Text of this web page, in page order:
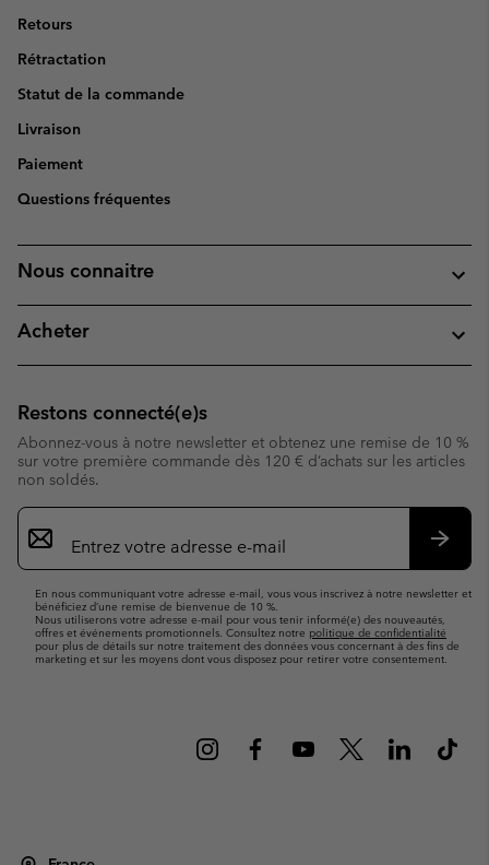
Retours
Rétractation
Statut de la commande
Livraison
Paiement
Questions fréquentes
Nous connaitre
Acheter
Restons connecté(e)s
Abonnez-vous à notre newsletter et obtenez une remise de 10 %
sur votre première commande dès 120 € d’achats sur les articles
non soldés.
Inscription
par
e-
En nous communiquant votre adresse e-mail, vous vous inscrivez à notre newsletter et
bénéficiez d’une remise de bienvenue de 10 %.
Nous utiliserons votre adresse e-mail pour vous tenir informé(e) des nouveautés,
offres et événements promotionnels. Consultez notre politique de confidentialité
pour plus de détails sur notre traitement des données vous concernant à des fins de
marketing et sur les moyens dont vous disposez pour retirer votre consentement.